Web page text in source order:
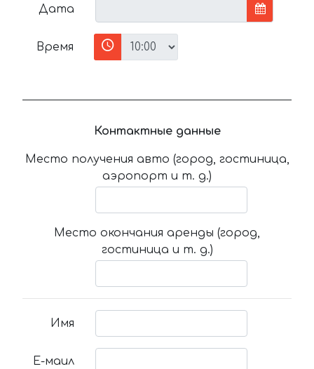
Дата
Время
Контактные данные
Место получения авто (город, гостиница,
аэропорт и т. д.)
Место окончания аренды (город,
гостиница и т. д.)
Имя
Е-маил